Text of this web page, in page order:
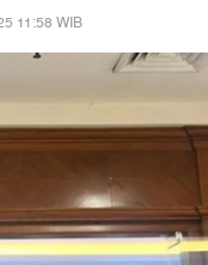
11:58 WIB